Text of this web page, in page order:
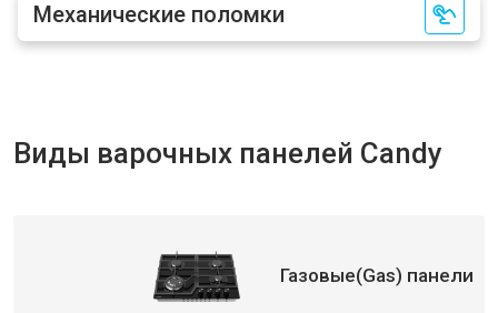
Механические поломки
Виды варочных панелей Candy
Газовые(Gas) панели